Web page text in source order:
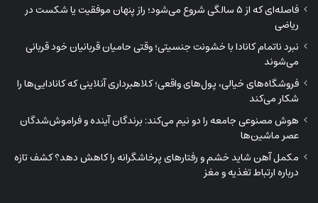
فاصله‌ای که از ۵ سالگی شروع می‌شود؛ راز پنهان موفقیت یا شکست در
ریاضی
نبرد ناتمام کانادا با خشونت جنسیتی؛ وقتی حامیان قربانیان خود قربانی
می‌شوند
فروشگاه‌های خیالی، پول‌های واقعی؛ کلاهبرداری آنلاینی که کانادایی‌ها را
شکار می‌کند
هوش مصنوعی جامعه را دو نیم می‌کند: برندگان آینده و فراموش‌شدگان
عصر ماشین‌ها
مکمل آهن شاید خشم و رفتارهای پرخاشگرانه را کاهش دهد؟ کشف تازه
درباره ارتباط تغذیه و مغز